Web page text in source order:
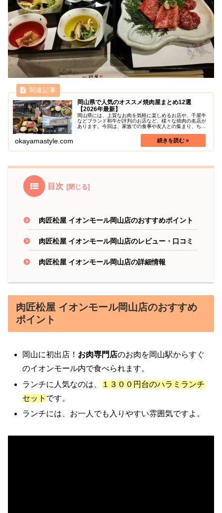
岡山県で人気のオススメ焼肉屋まとめ12選
【2026年最新】
岡山県には、上質なお肉を気軽に楽しめるお店や、千屋牛
などブランド和牛が評判のお店など、様々な焼肉の名店が
あります。今回は、家族での食事や友人との集まり、ちょ
屋さんを厳選してご紹介します。い...
okayamastyle.com
目次
肉匠松屋 イオンモール岡山店のおすすめポイント
肉匠松屋 イオンモール岡山店のレビュー・口コミ
肉匠松屋 イオンモール岡山店の詳細情報
肉匠松屋 イオンモール岡山店のおすすめ
ポイント
岡山に初出店！ お肉専門店のお肉を岡山駅からすぐ
のイオンモール内で食べられます。
ランチに人気なのは、
１３００円台のハラミランチ
セット です。
ランチには、お一人でも入りやすい雰囲気ですよ。